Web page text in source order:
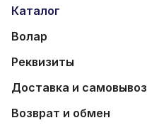
Каталог
Волар
Реквизиты
Доставка и самовывоз
Возврат и обмен